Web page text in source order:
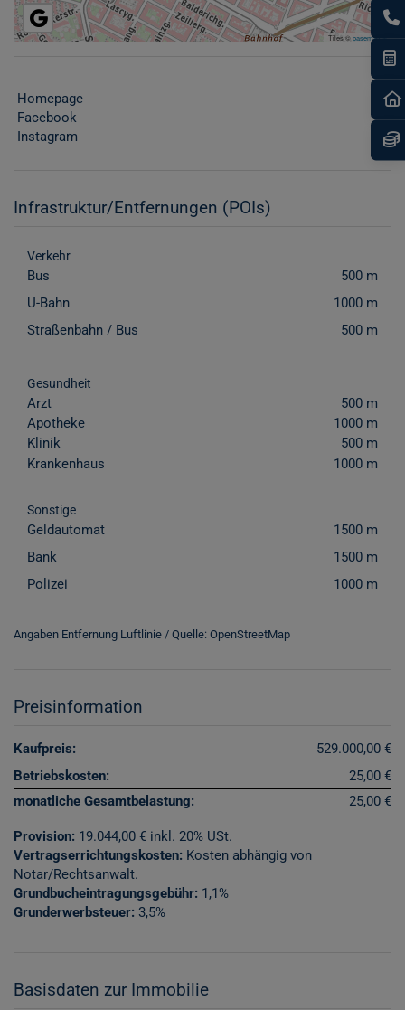
Tiles ©basemap.at
Homepage
Facebook
Instagram
Infrastruktur/Entfernungen (POIs)
Verkehr
Bus
500 m
U-Bahn
1000 m
Straßenbahn / Bus
500 m
Gesundheit
Arzt
500 m
Apotheke
1000 m
Klinik
500 m
Krankenhaus
1000 m
Sonstige
Geldautomat
1500 m
Bank
1500 m
Polizei
1000 m
Angaben Entfernung Luftlinie / Quelle: OpenStreetMap
Preisinformation
Kaufpreis:
529.000,00 €
Betriebskosten:
25,00 €
monatliche Gesamtbelastung:
25,00 €
Provision: 19.044,00 € inkl. 20% USt.
Vertragserrichtungskosten: Kosten abhängig von
Notar/Rechtsanwalt.
Grundbucheintragungsgebühr: 1,1%
Grunderwerbsteuer: 3,5%
Basisdaten zur Immobilie